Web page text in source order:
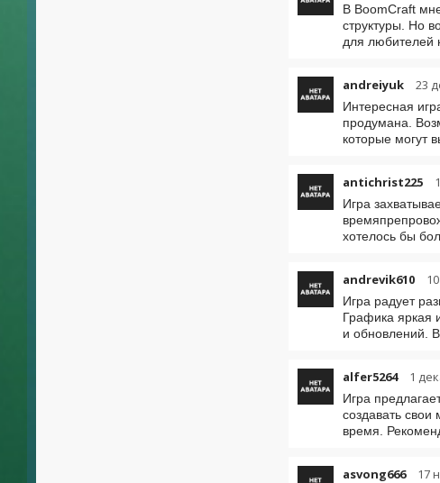
В BoomCraft
структуры. Но
для любителей
andreiyuk 23
Интересная
продумана.
которые могут
antichrist225
Игра
хотелось бы
andrevik610
Игра радует
Графика яркая
и обновлений.
alfer5264 1
Игра
создавать
время.
asvong666 17